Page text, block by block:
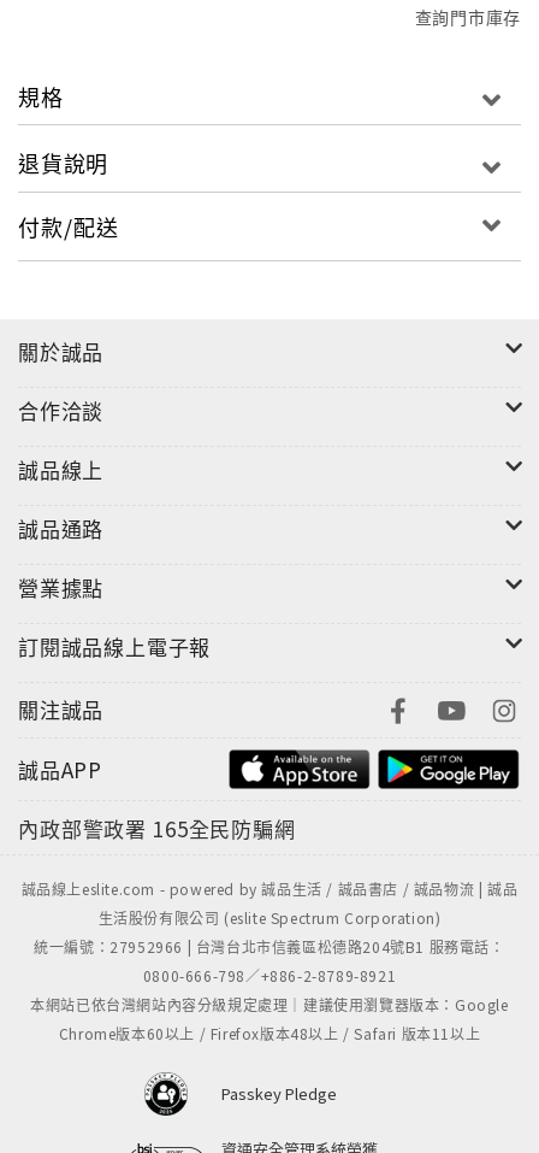
查詢門市庫存
規格
退貨說明
付款/配送
關於誠品
合作洽談
誠品線上
誠品通路
營業據點
訂閱誠品線上電子報
關注誠品
誠品APP
內政部警政署 165全民防騙網
誠品線上eslite.com - powered by 誠品生活 / 誠品書店 / 誠品物流 | 誠品
生活股份有限公司 (eslite Spectrum Corporation)
統一編號：27952966 | 台灣台北市信義區松德路204號B1 服務電話：
0800-666-798／+886-2-8789-8921
本網站已依台灣網站內容分級規定處理｜建議使用瀏覽器版本：Google
Chrome版本60以上 / Firefox版本48以上 / Safari 版本11以上
Passkey Pledge